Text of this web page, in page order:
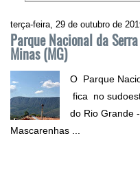
terça-feira, 29 de outubro de
Parque Nacional da
Minas (MG)
O Parque
fica no
do Rio Grande
Mascarenhas ...